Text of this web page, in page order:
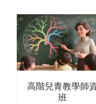
高階兒青教學師
班